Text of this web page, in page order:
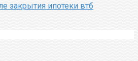
закрытия ипотеки втб